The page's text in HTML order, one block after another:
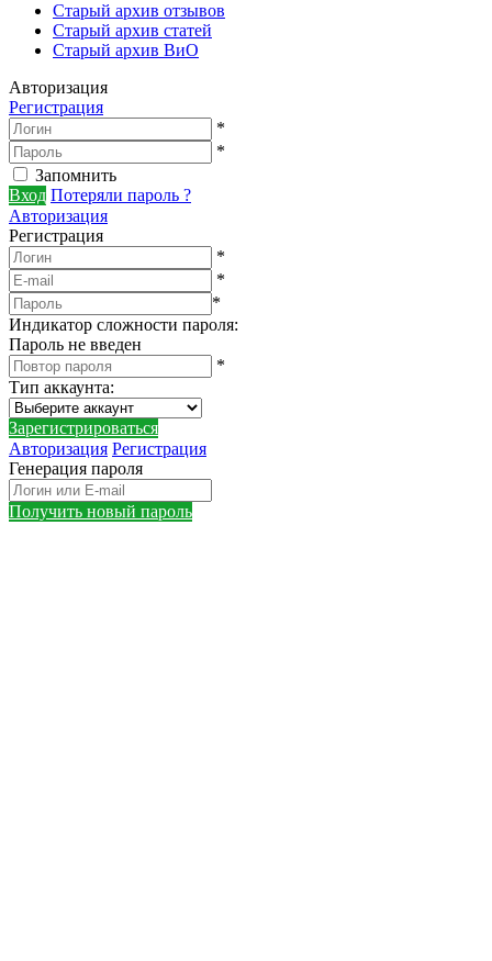
Старый архив отзывов
Старый архив статей
Старый архив ВиО
Авторизация
Регистрация
*
*
Запомнить
Вход Потеряли пароль ?
Авторизация
Регистрация
*
*
*
Индикатор сложности пароля:
Пароль не введен
*
Тип аккаунта:
Зарегистрироваться
Авторизация Регистрация
Генерация пароля
Получить новый пароль